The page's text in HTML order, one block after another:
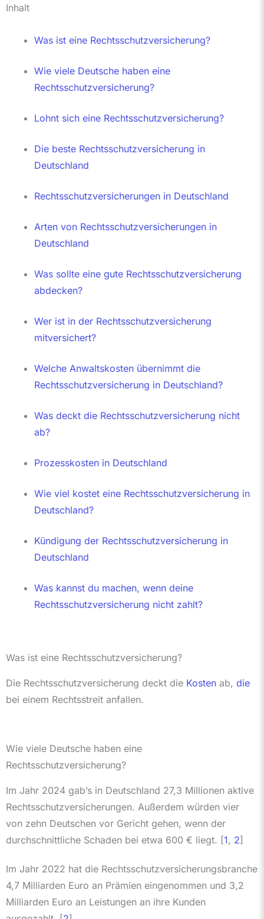
Inhalt
Was ist eine Rechtsschutzversicherung?
Wie viele Deutsche haben eine
Rechtsschutzversicherung?
Lohnt sich eine Rechtsschutzversicherung?
Die beste Rechtsschutzversicherung in
Deutschland
Rechtsschutzversicherungen in Deutschland
Arten von Rechtsschutzversicherungen in
Deutschland
Was sollte eine gute Rechtsschutzversicherung
abdecken?
Wer ist in der Rechtsschutzversicherung
mitversichert?
Welche Anwaltskosten übernimmt die
Rechtsschutzversicherung in Deutschland?
Was deckt die Rechtsschutzversicherung nicht
ab?
Prozesskosten in Deutschland
Wie viel kostet eine Rechtsschutzversicherung in
Deutschland?
Kündigung der Rechtsschutzversicherung in
Deutschland
Was kannst du machen, wenn deine
Rechtsschutzversicherung nicht zahlt?
Was ist eine Rechtsschutzversicherung?
Die Rechtsschutzversicherung deckt die Kosten ab, die
bei einem Rechtsstreit anfallen.
Wie viele Deutsche haben eine
Rechtsschutzversicherung?
Im Jahr 2024 gab’s in Deutschland 27,3 Millionen aktive
Rechtsschutzversicherungen. Außerdem würden vier
von zehn Deutschen vor Gericht gehen, wenn der
durchschnittliche Schaden bei etwa 600 € liegt. [1, 2]
Im Jahr 2022 hat die Rechtsschutzversicherungsbranche
4,7 Milliarden Euro an Prämien eingenommen und 3,2
Milliarden Euro an Leistungen an ihre Kunden